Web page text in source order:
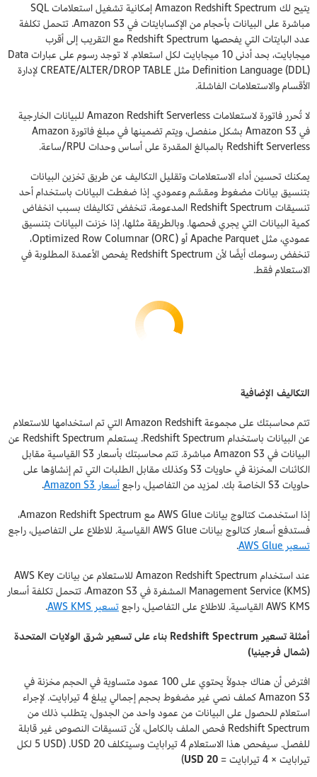
يتيح لك Amazon Redshift Spectrum إمكانية تشغيل استعلامات SQL
مباشرة على البيانات بأحجام من الإكسابايتات في Amazon S3. تتحمل تكلفة
عدد البايتات التي يفحصها Redshift Spectrum مع التقريب إلى أقرب
ميجابايت، بحد أدنى 10 ميجابايت لكل استعلام. لا توجد رسوم على عبارات Data
Definition Language (DDL) مثل CREATE/ALTER/DROP TABLE لإدارة
الأقسام والاستعلامات الفاشلة.
لا تُحرر فاتورة لاستعلامات Amazon Redshift Serverless للبيانات الخارجية
في Amazon S3 بشكل منفصل، ويتم تضمينها في مبلغ فاتورة Amazon
Redshift Serverless بالمبالغ المقدرة على أساس وحدات RPU/ساعة.
يمكنك تحسين أداء الاستعلامات وتقليل التكاليف عن طريق تخزين البيانات
بتنسيق بيانات مضغوط ومقسَّم وعمودي. إذا ضغطت البيانات باستخدام أحد
تنسيقات Redshift Spectrum المدعومة، تنخفض تكاليفك بسبب انخفاض
كمية البيانات التي يجري فحصها. وبالطريقة مثلها، إذا خزنت البيانات بتنسيق
عمودي، مثل Apache Parquet أو Optimized Row Columnar (ORC)،
تنخفض رسومك أيضًا لأن Redshift Spectrum يفحص الأعمدة المطلوبة في
الاستعلام فقط.
التكاليف الإضافية
تتم محاسبتك على مجموعة Amazon Redshift التي تم استخدامها للاستعلام
عن البيانات باستخدام Redshift Spectrum. يستعلم Redshift Spectrum عن
البيانات في Amazon S3 مباشرة. تتم محاسبتك بأسعار S3 القياسية مقابل
الكائنات المخزنة في حاويات S3 وكذلك مقابل الطلبات التي تم إنشاؤها على
حاويات S3 الخاصة بك. لمزيد من التفاصيل، راجع
أسعار Amazon S3
.
إذا استخدمت كتالوج بيانات AWS Glue مع Amazon Redshift Spectrum،
فستدفع أسعار كتالوج بيانات AWS Glue القياسية. للاطلاع على التفاصيل، راجع
تسعير AWS Glue
.
عند استخدام Amazon Redshift Spectrum للاستعلام عن بيانات AWS Key
Management Service (KMS) المشفرة في Amazon S3، تتحمل تكلفة أسعار
AWS KMS القياسية. للاطلاع على التفاصيل، راجع
تسعير AWS KMS
.
أمثلة تسعير Redshift Spectrum بناء على تسعير شرق الولايات المتحدة
(شمال فرجينيا)
افترض أن هناك جدولاً يحتوي على 100 عمود متساوية في الحجم مخزنة في
Amazon S3 كملف نصي غير مضغوط بحجم إجمالي يبلغ 4 تيرابايت. لإجراء
استعلام للحصول على البيانات من عمود واحد من الجدول، يتطلب ذلك من
Redshift Spectrum فحص الملف بالكامل، لأن تنسيقات النصوص غير قابلة
للفصل. سيفحص هذا الاستعلام 4 تيرابايت وسيتكلف 20 USD. (5 USD لكل
تيرابايت × 4 تيرابايت =
20 USD
)